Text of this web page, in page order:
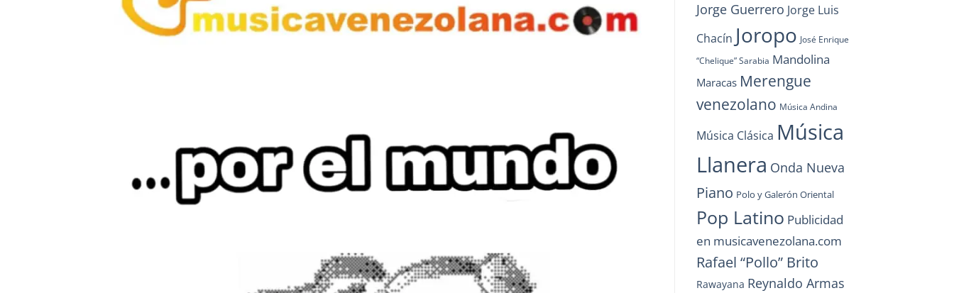
Jorge Guerrero Jorge Luis
Chacín Joropo José Enrique
“Chelique” Sarabia Mandolina
Maracas Merengue
venezolano Música Andina
Música Clásica Música
Llanera Onda Nueva
Piano Polo y Galerón Oriental
Pop Latino Publicidad
en musicavenezolana.com
Rafael “Pollo” Brito
Rawayana Reynaldo Armas